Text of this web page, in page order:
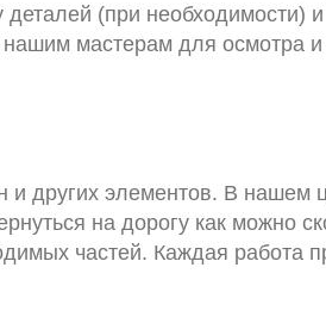
(при необходимости)
мастерам для осмотра и
и других элементов. В нашем
на дорогу как можно
частей. Каждая работа